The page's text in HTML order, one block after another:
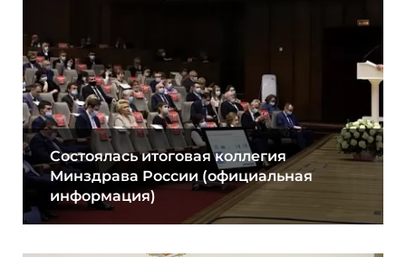
Состоялась итоговая коллегия
Минздрава России (официальная
информация)